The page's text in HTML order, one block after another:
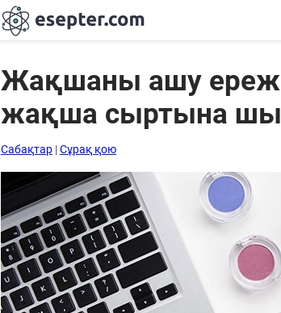
Жақшаны ашу
жақша сыртына
Сабақтар |Сұрақ қою